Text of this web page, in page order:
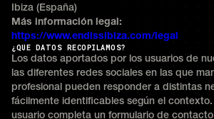
Ibiza (España)
Más información legal:
https://www.endlssibiza.com/legal
¿QUE DATOS RECOPILAMOS?
Los datos aportados por los usuarios de
las diferentes redes sociales en las que
profesional pueden responder a distintas
fácilmente identificables según el
usuario completa un formulario de